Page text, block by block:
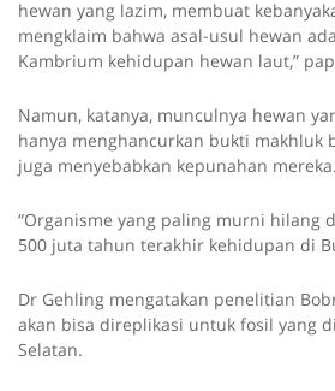
hewan yang lazim, membuat
mengklaim bahwa asal-usul hewan
Kambrium kehidupan hewan laut,”
Namun, katanya, munculnya hewan
hanya menghancurkan bukti makhluk
juga menyebabkan kepunahan mereka.
“Organisme yang paling murni hilang
500 juta tahun terakhir kehidupan di
Dr Gehling mengatakan penelitian
akan bisa direplikasi untuk fosil yang
Selatan.